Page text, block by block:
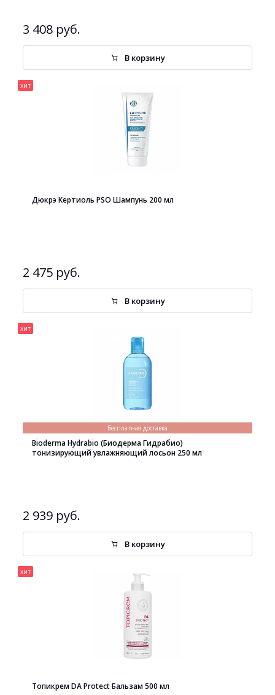
3 408 руб.
В корзину
хит
Дюкрэ Кертиоль PSO Шампунь 200 мл
2 475 руб.
В корзину
хит
Бесплатная доставка
Bioderma Hydrabio (Биодерма Гидрабио)
тонизирующий увлажняющий лосьон 250 мл
2 939 руб.
В корзину
хит
Топикрем DA Protect Бальзам 500 мл